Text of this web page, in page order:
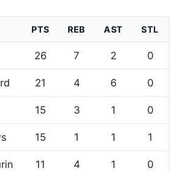
PTS REB AST STL
26 7 2 0
21 4 6 0
15 3 1 0
15 1 1 1
11 4 1 0